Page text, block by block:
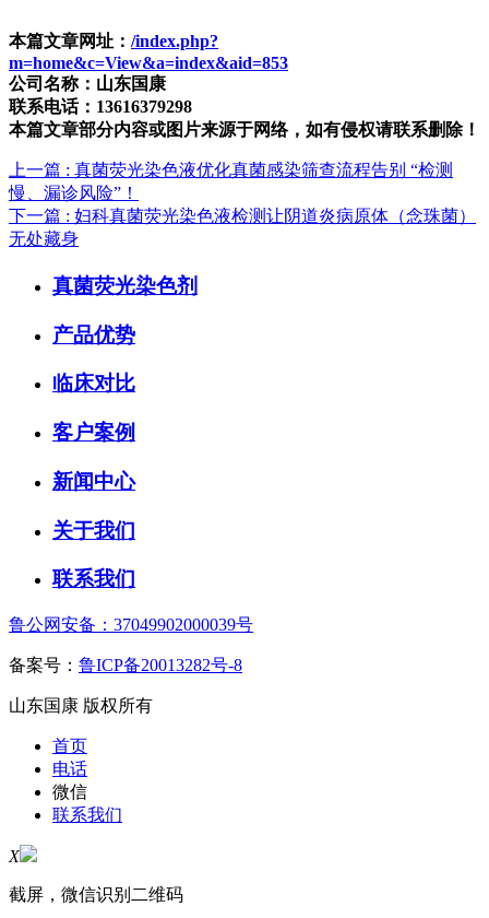
本篇文章网址： /index.php?
m=home&c=View&a=index&aid=853
公司名称：山东国康
联系电话：13616379298
本篇文章部分内容或图片来源于网络，如有侵权请联系删除！
上一篇 : 真菌荧光染色液优化真菌感染筛查流程告别 “检测
慢、漏诊风险”！
下一篇 : 妇科真菌荧光染色液检测让阴道炎病原体（念珠菌）
无处藏身​​
真菌荧光染色剂
产品优势
临床对比
客户案例
新闻中心
关于我们
联系我们
鲁公网安备：37049902000039号
备案号： 鲁ICP备20013282号-8
山东国康 版权所有
首页
电话
微信
联系我们
X
截屏，微信识别二维码